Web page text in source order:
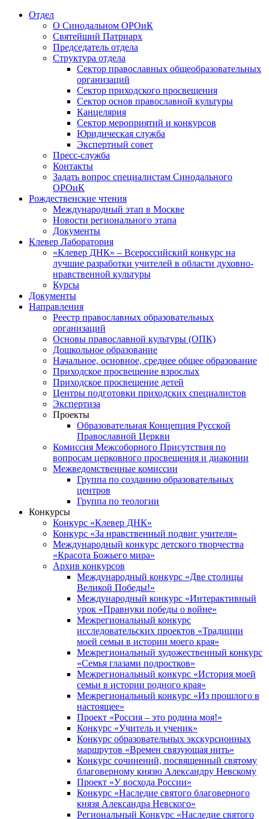
Отдел
О Синодальном ОРОиК
Святейший Патриарх
Председатель отдела
Структура отдела
Сектор православных общеобразовательных
организаций
Сектор приходского просвещения
Сектор основ православной культуры
Канцелярия
Сектор мероприятий и конкурсов
Юридическая служба
Экспертный совет
Пресс-служба
Контакты
Задать вопрос специалистам Синодального
ОРОиК
Рождественские чтения
Международный этап в Москве
Новости регионального этапа
Документы
Клевер Лаборатория
«Клевер ДНК» – Всероссийский конкурс на
лучшие разработки учителей в области духовно-
нравственной культуры
Курсы
Документы
Направления
Реестр православных образовательных
организаций
Основы православной культуры (ОПК)
Дошкольное образование
Начальное, основное, среднее общее образование
Приходское просвещение взрослых
Приходское просвещение детей
Центры подготовки приходских специалистов
Экспертиза
Проекты
Образовательная Концепция Русской
Православной Церкви
Комиссия Межсоборного Присутствия по
вопросам церковного просвещения и диаконии
Межведомственные комиссии
Группа по созданию образовательных
центров
Группа по теологии
Конкурсы
Конкурс «Клевер ДНК»
Конкурс «За нравственный подвиг учителя»
Международный конкурс детского творчества
«Красота Божьего мира»
Архив конкурсов
Международный конкурс «Две столицы
Великой Победы!»
Международный конкурс «Интерактивный
урок «Правнуки победы о войне»
Межрегиональный конкурс
исследовательских проектов «Традиции
моей семьи в истории моего края»
Межрегиональный художественный конкурс
«Семья глазами подростков»
Межрегиональный конкурс «История моей
семьи в истории родного края»
Межрегиональный конкурс «Из прошлого в
настоящее»
Проект «Россия – это родина моя!»
Конкурс «Учитель и ученик»
Конкурс образовательных экскурсионных
маршрутов «Времен связующая нить»
Конкурс сочинений, посвященный святому
благоверному князю Александру Невскому
Проект «У восхода России»
Конкурс «Наследие святого благоверного
князя Александра Невского»
Региональный Конкурс «Наследие святого